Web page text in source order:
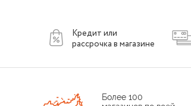
Кредит или
рассрочка в магазине
Более 100